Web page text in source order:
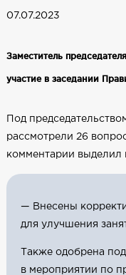
07.07.2023
Заместитель
участие в заседании
Под
рассмотрели 26
комментарии выделил
— Внесены
для улучшения
Также одобрена
в мероприятии по